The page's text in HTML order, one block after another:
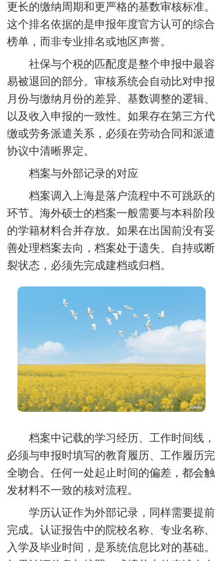
更长的缴纳周期和更严格的基数审核标准。
这个排名依据的是申报年度官方认可的综合
榜单，而非专业排名或地区声誉。
社保与个税的匹配度是整个申报中最容
易被退回的部分。审核系统会自动比对申报
月份与缴纳月份的差异、基数调整的逻辑、
以及收入申报的一致性。如果存在第三方代
缴或劳务派遣关系，必须在劳动合同和派遣
协议中清晰界定。
档案与外部记录的对应
档案调入上海是落户流程中不可跳跃的
环节。海外硕士的档案一般需要与本科阶段
的学籍材料合并存放。如果在出国前没有妥
善处理档案去向，档案处于遗失、自持或断
裂状态，必须先完成建档或归档。
档案中记载的学习经历、工作时间线，
必须与申报时填写的教育履历、工作履历完
全吻合。任何一处起止时间的偏差，都会触
发材料不一致的核对流程。
学历认证作为外部记录，同样需要提前
完成。认证报告中的院校名称、专业名称、
入学及毕业时间，是系统信息比对的基础。